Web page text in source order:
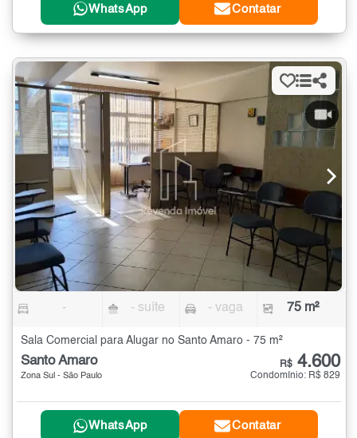
WhatsApp Contatar
- - suíte - vaga 75 m²
Sala Comercial para Alugar no Santo Amaro - 75 m²
Santo Amaro
Zona Sul - São Paulo
R$ 4.600
Condomínio: R$ 829
WhatsApp Contatar